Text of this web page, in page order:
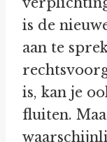
is de
aan te
is, kan je
fluiten.